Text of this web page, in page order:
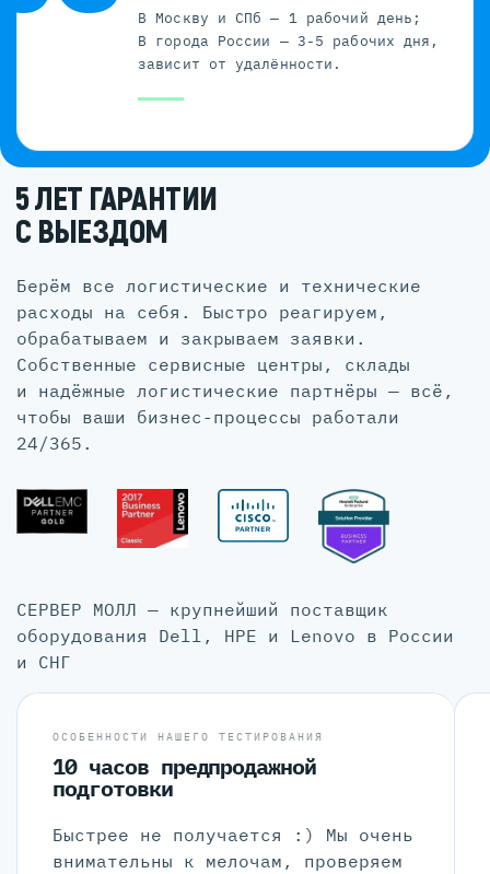
В Москву и СПб — 1 рабочий день;
В города России — 3-5 рабочих дня,
зависит от удалённости.
5 ЛЕТ ГАРАНТИИ
С ВЫЕЗДОМ
Берём все логистические и технические
расходы на себя. Быстро реагируем,
обрабатываем и закрываем заявки.
Собственные сервисные центры, склады
и надёжные логистические партнёры — всё,
чтобы ваши бизнес-процессы работали
24/365.
СЕРВЕР МОЛЛ — крупнейший поставщик
оборудования Dell, HPE и Lenovo в России
и СНГ
ОСОБЕННОСТИ НАШЕГО ТЕСТИРОВАНИЯ
10 часов предпродажной
подготовки
Быстрее не получается :) Мы очень
внимательны к мелочам, проверяем